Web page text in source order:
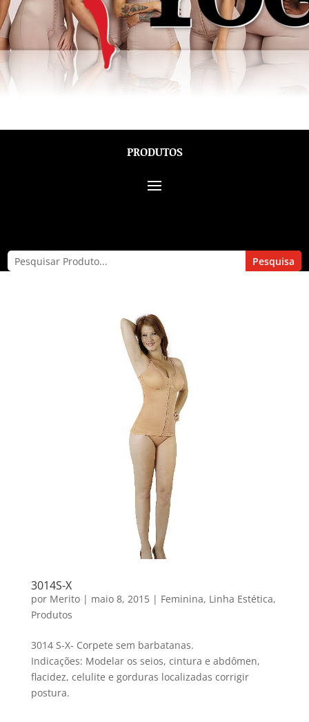
PRODUTOS
3014S-X
por Merito| maio 8, 2015| Feminina, Linha Estética,
Produtos
3014 S-X- Corpete sem barbatanas.
Indicações: Modelar os seios, cintura e abdômen,
flacidez, celulite e gorduras localizadas corrigir
postura.